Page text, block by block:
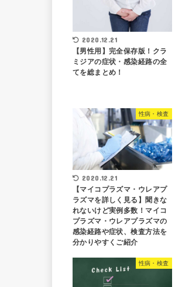
2020.12.21
【男性用】完全保存版！クラ
ミジアの症状・感染経路の全
てを総まとめ！
性病・検査
2020.12.21
【マイコプラズマ・ウレアプ
ラズマを詳しく見る】聞きな
れないけど実例多数！マイコ
プラズマ・ウレアプラズマの
感染経路や症状、検査方法を
分かりやすくご紹介
性病・検査